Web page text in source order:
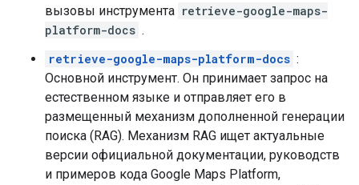
вызовы инструмента retrieve-google-maps-
platform-docs .
retrieve-google-maps-platform-docs :
Основной инструмент. Он принимает запрос на
естественном языке и отправляет его в
размещенный механизм дополненной генерации
поиска (RAG). Механизм RAG ищет актуальные
версии официальной документации, руководств
и примеров кода Google Maps Platform,